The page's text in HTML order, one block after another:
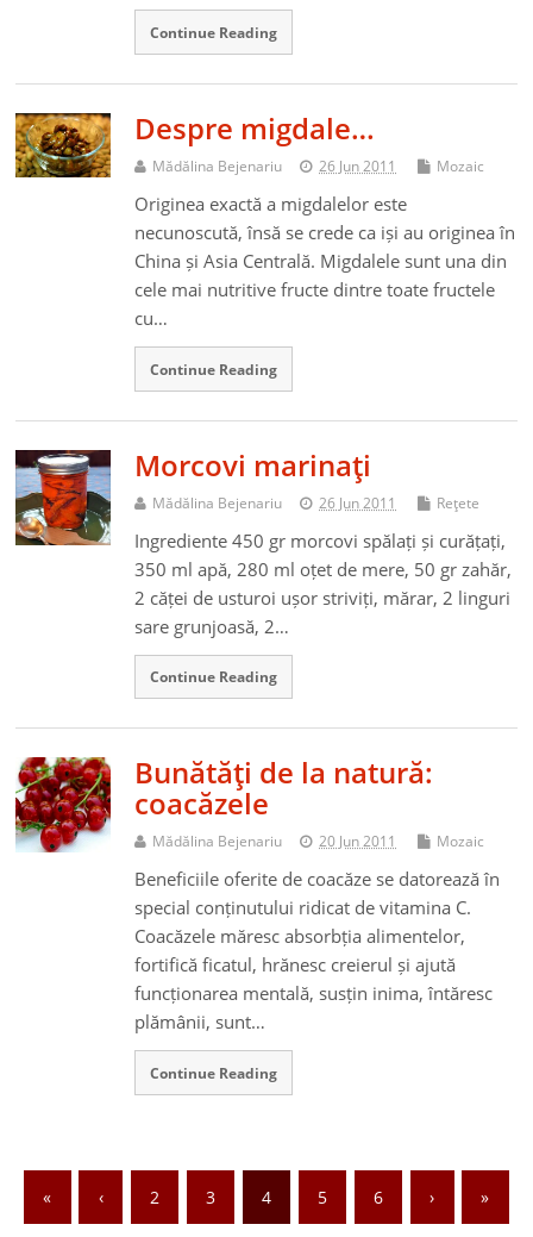
Continue Reading
Despre migdale…
Mădălina Bejenariu 26 Jun 2011 Mozaic
Originea exactă a migdalelor este
necunoscută, însă se crede ca iși au originea în
China și Asia Centrală. Migdalele sunt una din
cele mai nutritive fructe dintre toate fructele
cu…
Continue Reading
Morcovi marinaţi
Mădălina Bejenariu 26 Jun 2011 Reţete
Ingrediente 450 gr morcovi spălați și curățați,
350 ml apă, 280 ml oțet de mere, 50 gr zahăr,
2 căței de usturoi ușor striviți, mărar, 2 linguri
sare grunjoasă, 2…
Continue Reading
Bunătăţi de la natură:
coacăzele
Mădălina Bejenariu 20 Jun 2011 Mozaic
Beneficiile oferite de coacăze se datorează în
special conținutului ridicat de vitamina C.
Coacăzele măresc absorbția alimentelor,
fortifică ficatul, hrănesc creierul și ajută
funcționarea mentală, susțin inima, întăresc
plămânii, sunt…
Continue Reading
« ‹ 2 3 4 5 6 › »